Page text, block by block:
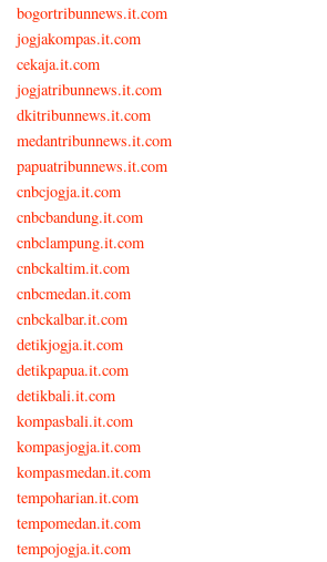
bogortribunnews.it.com
jogjakompas.it.com
cekaja.it.com
jogjatribunnews.it.com
dkitribunnews.it.com
medantribunnews.it.com
papuatribunnews.it.com
cnbcjogja.it.com
cnbcbandung.it.com
cnbclampung.it.com
cnbckaltim.it.com
cnbcmedan.it.com
cnbckalbar.it.com
detikjogja.it.com
detikpapua.it.com
detikbali.it.com
kompasbali.it.com
kompasjogja.it.com
kompasmedan.it.com
tempoharian.it.com
tempomedan.it.com
tempojogja.it.com